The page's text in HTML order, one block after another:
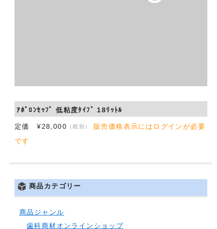
ｱﾎﾟﾛﾝｾｯﾌﾟ 低粘度ﾀｲﾌﾟ 18ﾘｯﾄﾙ
定価 ¥28,000 （税別）
販売価格表示にはログインが必要
です
商品カテゴリー
商品ジャンル
歯科商材オンラインショップ